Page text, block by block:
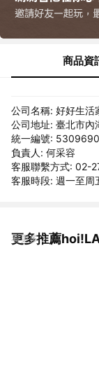
商品資
公司名稱: 好好生活
公司地址: 臺北市
統一編號:
負責人: 何采容
客服聯繫方式: 02-
客服時段: 週一至
更多推薦
看更多